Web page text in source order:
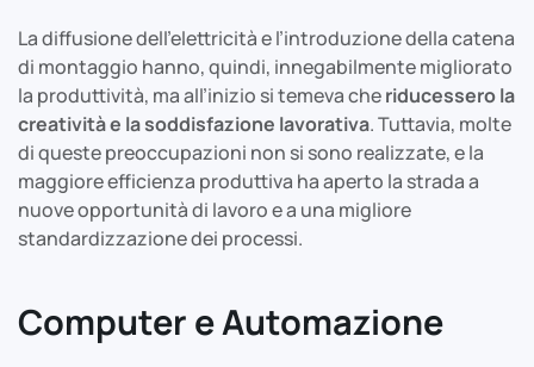
La diffusione dell’elettricità e l’introduzione della catena
di montaggio hanno, quindi, innegabilmente migliorato
la produttività, ma all’inizio si temeva cheriducessero la
creatività e la soddisfazione lavorativa. Tuttavia, molte
di queste preoccupazioni non si sono realizzate, e la
maggiore efficienza produttiva ha aperto la strada a
nuove opportunità di lavoro e a una migliore
standardizzazione dei processi.
Computer e Automazione